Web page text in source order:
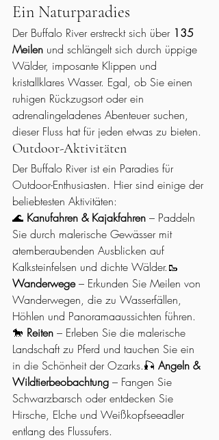
Ein Naturparadies
Der Buffalo River erstreckt sich über 135
Meilen und schlängelt sich durch üppige
Wälder, imposante Klippen und
kristallklares Wasser. Egal, ob Sie einen
ruhigen Rückzugsort oder ein
adrenalingeladenes Abenteuer suchen,
dieser Fluss hat für jeden etwas zu bieten.
Outdoor-Aktivitäten
Der Buffalo River ist ein Paradies für
Outdoor-Enthusiasten. Hier sind einige der
beliebtesten Aktivitäten:
🌊 Kanufahren & Kajakfahren – Paddeln
Sie durch malerische Gewässer mit
atemberaubenden Ausblicken auf
Kalksteinfelsen und dichte Wälder.🥾
Wanderwege – Erkunden Sie Meilen von
Wanderwegen, die zu Wasserfällen,
Höhlen und Panoramaaussichten führen.
🐎 Reiten – Erleben Sie die malerische
Landschaft zu Pferd und tauchen Sie ein
in die Schönheit der Ozarks.🎣 Angeln &
Wildtierbeobachtung – Fangen Sie
Schwarzbarsch oder entdecken Sie
Hirsche, Elche und Weißkopfseeadler
entlang des Flussufers.